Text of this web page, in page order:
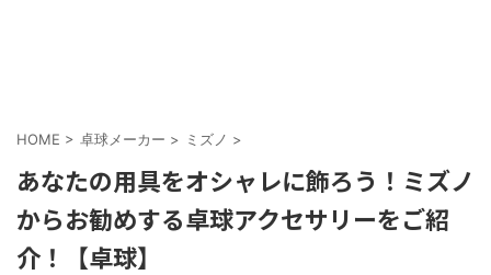
HOME > 卓球メーカー > ミズノ >
あなたの用具をオシャレに飾ろう！ミズノ
からお勧めする卓球アクセサリーをご紹
介！【卓球】